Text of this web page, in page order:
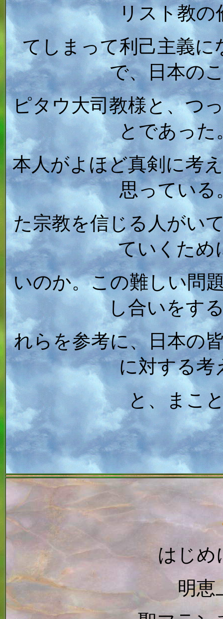
リスト教の
てしまって利己主義
で、日本の
ピタウ大司教様と、つ
とであった
本人がよほど真剣に考
思っている
た宗教を信じる人がい
ていくため
いのか。この難しい問
し合いをす
れらを参考に、日本の
に対する考
と、まこ
はじ
明恵